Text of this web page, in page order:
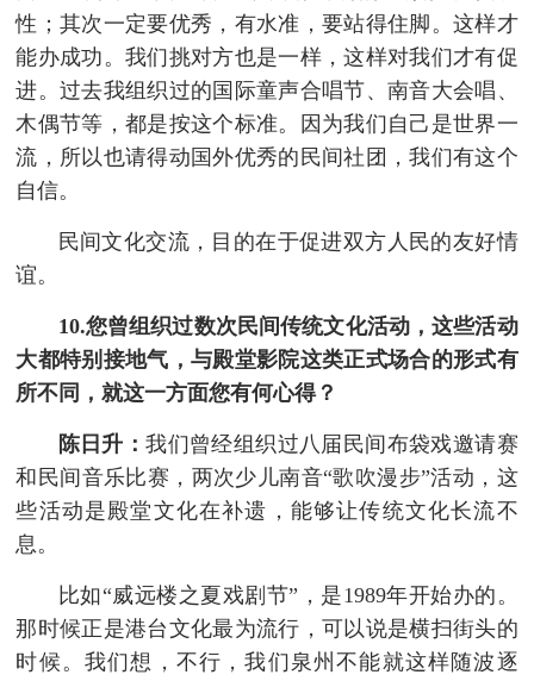
性；其次一定要优秀，有水准，要站得住脚。这样才
能办成功。我们挑对方也是一样，这样对我们才有促
进。过去我组织过的国际童声合唱节、南音大会唱、
木偶节等，都是按这个标准。因为我们自己是世界一
流，所以也请得动国外优秀的民间社团，我们有这个
自信。
民间文化交流，目的在于促进双方人民的友好情
谊。
10.您曾组织过数次民间传统文化活动，这些活动
大都特别接地气，与殿堂影院这类正式场合的形式有
所不同，就这一方面您有何心得？
陈日升：我们曾经组织过八届民间布袋戏邀请赛
和民间音乐比赛，两次少儿南音“歌吹漫步”活动，这
些活动是殿堂文化在补遗，能够让传统文化长流不
息。
比如“威远楼之夏戏剧节”，是1989年开始办的。
那时候正是港台文化最为流行，可以说是横扫街头的
时候。我们想，不行，我们泉州不能就这样随波逐